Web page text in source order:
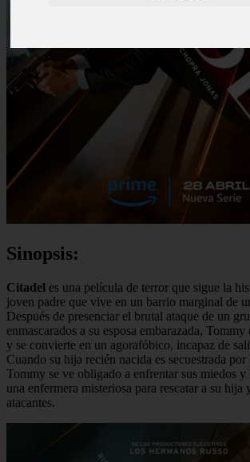
Sinopsis:
Citadel es una película de terror que sigue la
joven padre que vive en un barrio marginal de
Después de presenciar el brutal ataque de un
enmascarados a su esposa embarazada,
y se convierte en un agorafóbico, incapaz de
Cuando su hija recién nacida es secuestrada
Tommy se ve obligado a enfrentar sus miedos y
una enfermera misteriosa para rescatar a su hija
atacantes.